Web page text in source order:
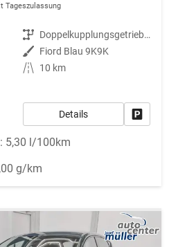
Tageszulassung
Getriebe
Doppelkupplungsgetriebe (DSG)
Außenfarbe Fiord Blau 9K9K
Kilometerstand
10 km
Details
5,30 l/100km
g/km